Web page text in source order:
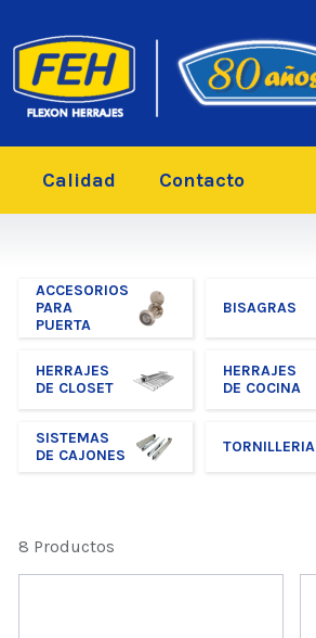
Calidad Contacto
ACCESORIOS
PARA
PUERTA
BISAGRAS
HERRAJES
DE CLOSET
HERRAJES
DE COCINA
SISTEMAS
DE CAJONES
TORNILLERIA
8 Productos